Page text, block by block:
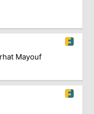
Mayouf